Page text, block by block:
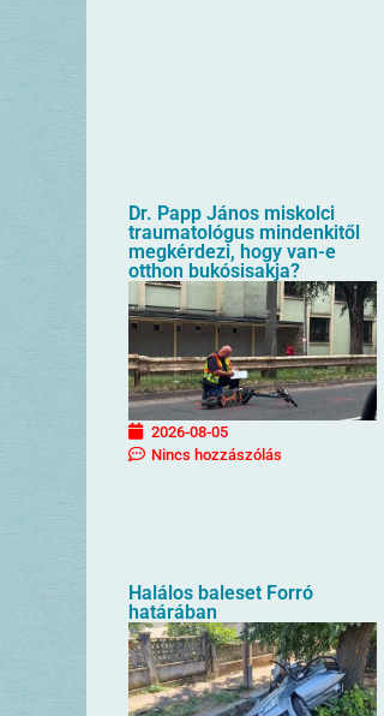
Dr. Papp János miskolci
traumatológus mindenkitől
megkérdezi, hogy van-e
otthon bukósisakja?
2026-08-05
Nincs hozzászólás
Halálos baleset Forró
határában